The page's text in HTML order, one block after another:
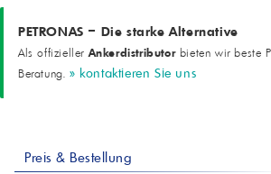
-39 °C
PETRONAS – Die starke Alternative
Als offiziellerAnkerdistributorbieten wir beste
Beratung. » kontaktieren Sie uns
Preis & Bestellung